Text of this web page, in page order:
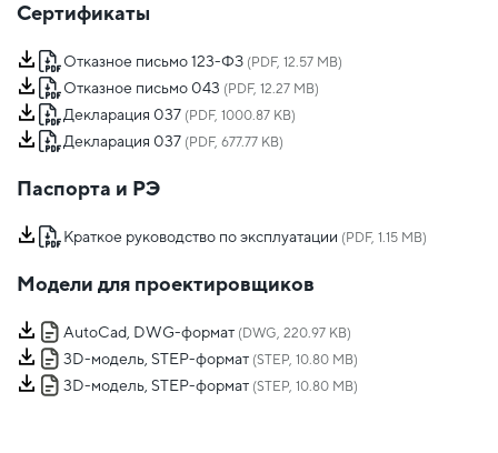
Сертификаты
Отказное письмо 123-ФЗ (PDF, 12.57 MB)
Отказное письмо 043 (PDF, 12.27 MB)
Декларация 037 (PDF, 1000.87 KB)
Декларация 037 (PDF, 677.77 KB)
Паспорта и РЭ
Краткое руководство по эксплуатации (PDF, 1.15 MB)
Модели для проектировщиков
AutoCad, DWG-формат (DWG, 220.97 KB)
3D-модель, STEP-формат (STEP, 10.80 MB)
3D-модель, STEP-формат (STEP, 10.80 MB)